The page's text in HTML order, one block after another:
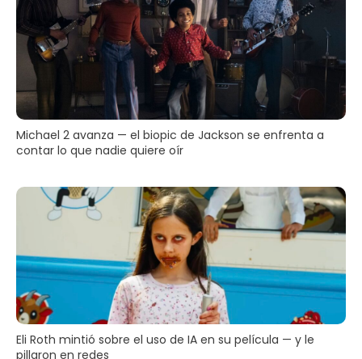
Michael 2 avanza — el biopic de Jackson se enfrenta a
contar lo que nadie quiere oír
Eli Roth mintió sobre el uso de IA en su película — y le
pillaron en redes